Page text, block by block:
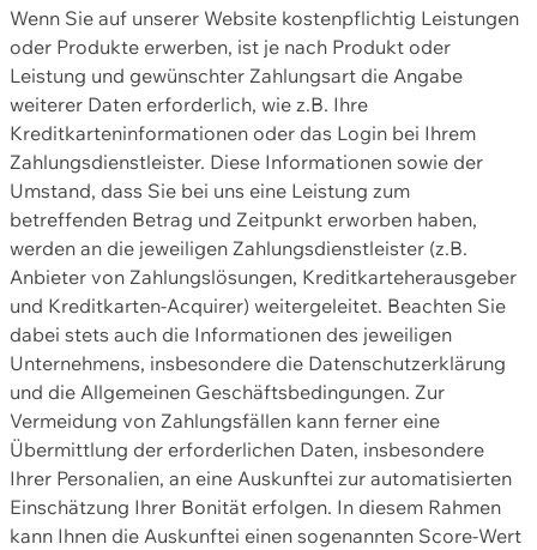
Wenn Sie auf unserer Website kostenpflichtig Leistungen
oder Produkte erwerben, ist je nach Produkt oder
Leistung und gewünschter Zahlungsart die Angabe
weiterer Daten erforderlich, wie z.B. Ihre
Kreditkarteninformationen oder das Login bei Ihrem
Zahlungsdienstleister. Diese Informationen sowie der
Umstand, dass Sie bei uns eine Leistung zum
betreffenden Betrag und Zeitpunkt erworben haben,
werden an die jeweiligen Zahlungsdienstleister (z.B.
Anbieter von Zahlungslösungen, Kreditkarteherausgeber
und Kreditkarten-Acquirer) weitergeleitet. Beachten Sie
dabei stets auch die Informationen des jeweiligen
Unternehmens, insbesondere die Datenschutzerklärung
und die Allgemeinen Geschäftsbedingungen. Zur
Vermeidung von Zahlungsfällen kann ferner eine
Übermittlung der erforderlichen Daten, insbesondere
Ihrer Personalien, an eine Auskunftei zur automatisierten
Einschätzung Ihrer Bonität erfolgen. In diesem Rahmen
kann Ihnen die Auskunftei einen sogenannten Score-Wert